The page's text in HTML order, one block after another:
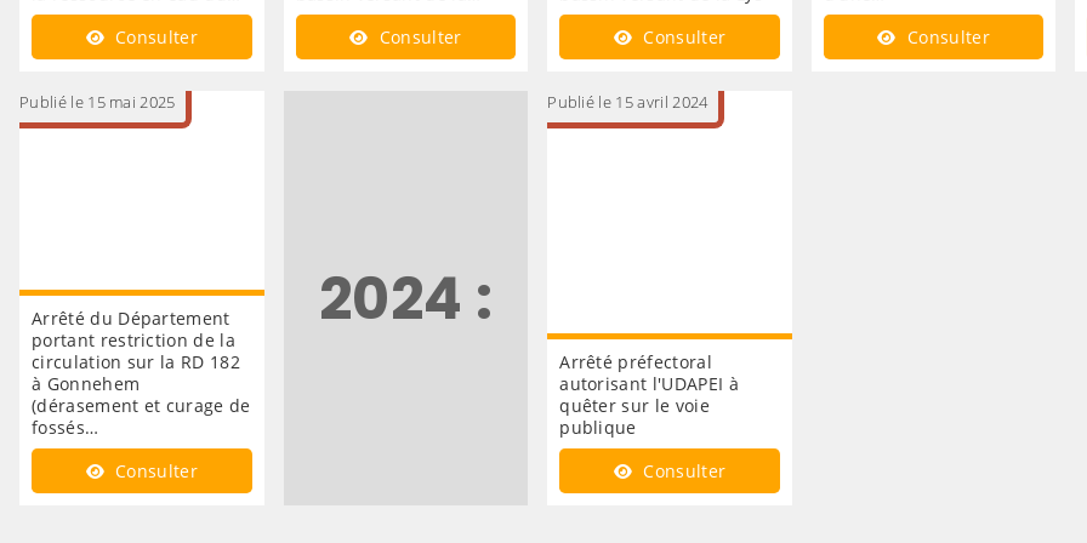
Consulter
Consulter
Consulter
Consulter
Publié le 15 mai 2025
Arrêté du Département
portant restriction de la
circulation sur la RD 182
à Gonnehem
(dérasement et curage de
fossés…
Consulter
2024 :
Publié le 15 avril 2024
Arrêté préfectoral
autorisant l'UDAPEI à
quêter sur le voie
publique
Consulter